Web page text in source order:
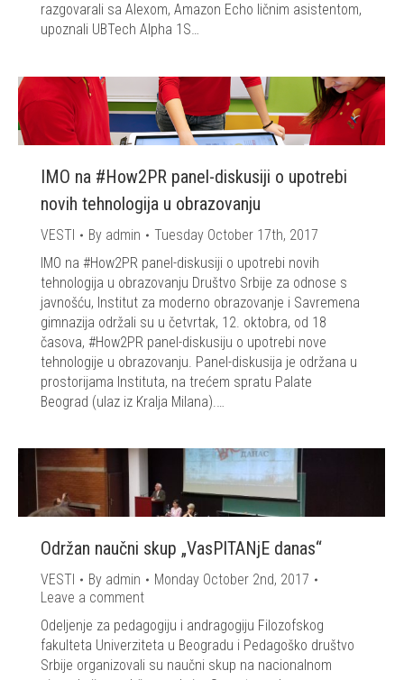
razgovarali sa Alexom, Amazon Echo ličnim asistentom,
upoznali UBTech Alpha 1S…
IMO na #How2PR panel-diskusiji o upotrebi
novih tehnologija u obrazovanju
VESTI By admin
Tuesday October 17th, 2017
IMO na #How2PR panel-diskusiji o upotrebi novih
tehnologija u obrazovanju Društvo Srbije za odnose s
javnošću, Institut za moderno obrazovanje i Savremena
gimnazija održali su u četvrtak, 12. oktobra, od 18
časova, #How2PR panel-diskusiju o upotrebi nove
tehnologije u obrazovanju. Panel-diskusija je održana u
prostorijama Instituta, na trećem spratu Palate
Beograd (ulaz iz Kralja Milana).…
Održan naučni skup „VasPITANjE danas“
VESTI By admin
Monday October 2nd, 2017
Leave a comment
Odeljenje za pedagogiju i andragogiju Filozofskog
fakulteta Univerziteta u Beogradu i Pedagoško društvo
Srbije organizovali su naučni skup na nacionalnom